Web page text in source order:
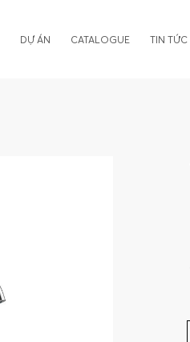
DỰ ÁN CATALOGUE TIN TỨC